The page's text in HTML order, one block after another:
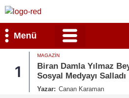
Menü
1
MAGAZIN
Biran Damla Yılmaz
Sosyal Medyayı Salladı
Yazar: Canan Karaman